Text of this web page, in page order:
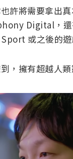
許將需要拿出
Digital，
或之後的遊
，擁有超越人